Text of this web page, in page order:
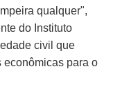
qualquer",
do Instituto
civil que
econômicas para o